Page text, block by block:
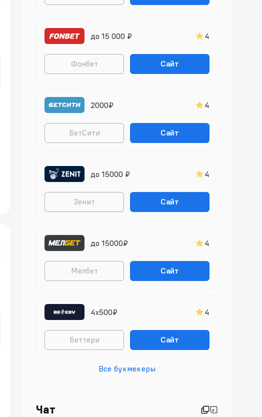
до 15 000 ₽ 4
Фонбет Сайт
2000₽ 4
БетСити Сайт
до 15000 ₽ 4
Зенит Сайт
до 15000₽ 4
Мелбет Сайт
4х500₽ 4
Беттери Сайт
Все букмекеры
Чат